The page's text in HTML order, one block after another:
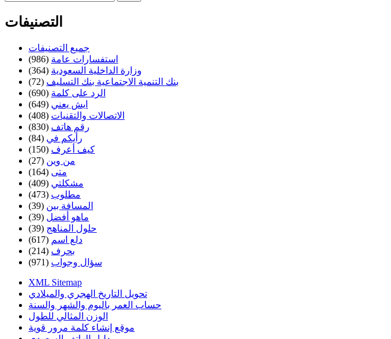
التصنيفات
جميع التصنيفات
استفسارات عامة (986)
وزارة الداخلية السعودية (364)
بنك التنمية الاجتماعية بنك التسليف (72)
الرد على كلمة (690)
ايش يعني (649)
الاتصالات والتقنيات (408)
رقم هاتف (830)
رأيكم في (84)
كيف أعرف (150)
من وين (27)
متى (164)
مشكلتي (409)
مطلوب (473)
المسافة بين (39)
ماهو أفضل (39)
حلول المناهج (39)
دلع اسم (617)
بحرف (214)
سؤال وجواب (971)
XML Sitemap
تحويل التاريخ الهجري والميلادي
حساب العمر باليوم والشهر والسنة
الوزن المثالي للطول
موقع إنشاء كلمة مرور قوية